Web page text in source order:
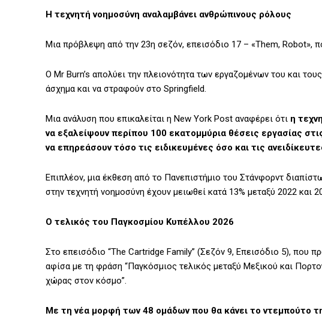
Η τεχνητή νοημοσύνη αναλαμβάνει ανθρώπινους ρόλους
Μια πρόβλεψη από την 23η σεζόν, επεισόδιο 17 – «Them, Robot»,
Ο Mr Burn’s απολύει την πλειονότητα των εργαζομένων του και
άσχημα και να στραφούν στο Springfield.
Μια ανάλυση που επικαλείται η New York Post αναφέρει ότι η
να εξαλείψουν περίπου 100 εκατομμύρια θέσεις εργασίας
να επηρεάσουν τόσο τις ειδικευμένες όσο και τις
Επιπλέον, μια έκθεση από το Πανεπιστήμιο του Στάνφορντ
στην τεχνητή νοημοσύνη έχουν μειωθεί κατά 13% μεταξύ 2022 και
Ο τελικός του Παγκοσμίου Κυπέλλου 2026
Στο επεισόδιο “The Cartridge Family” (Σεζόν 9, Επεισόδιο 5), που
αφίσα με τη φράση “Παγκόσμιος τελικός μεταξύ Μεξικού και
χώρας στον κόσμο”.
Με τη νέα μορφή των 48 ομάδων που θα κάνει το ντεμπούτο